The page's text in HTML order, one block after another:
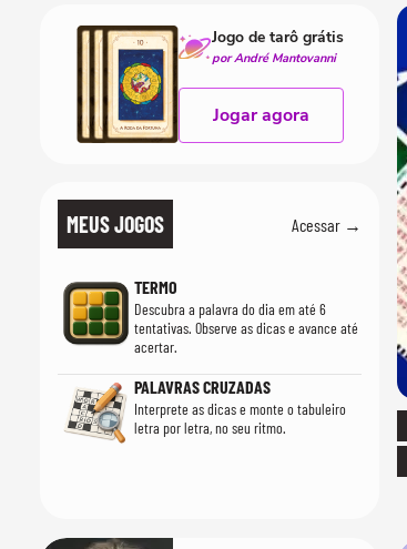
MEUS JOGOS Acessar →
TERMO
Descubra a palavra do dia em até 6
tentativas. Observe as dicas e avance até
acertar.
PALAVRAS CRUZADAS
Interprete as dicas e monte o tabuleiro
letra por letra, no seu ritmo.
Jogo de tarô grátis
por André Mantovanni
Jogar agora